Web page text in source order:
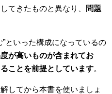
てきたものと異なり、
問題
といった構成になっているの
が高いものが含まれてお
ことを前提としています。
してから本書を使いましょ